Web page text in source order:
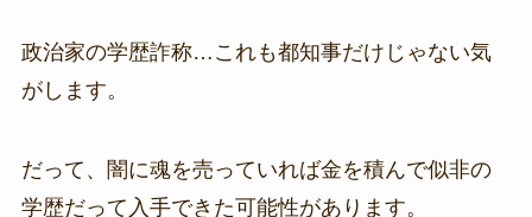
政治家の学歴詐称…これも都知事だけじゃない気
がします。
だって、闇に魂を売っていれば金を積んで似非の
学歴だって入手できた可能性があります。